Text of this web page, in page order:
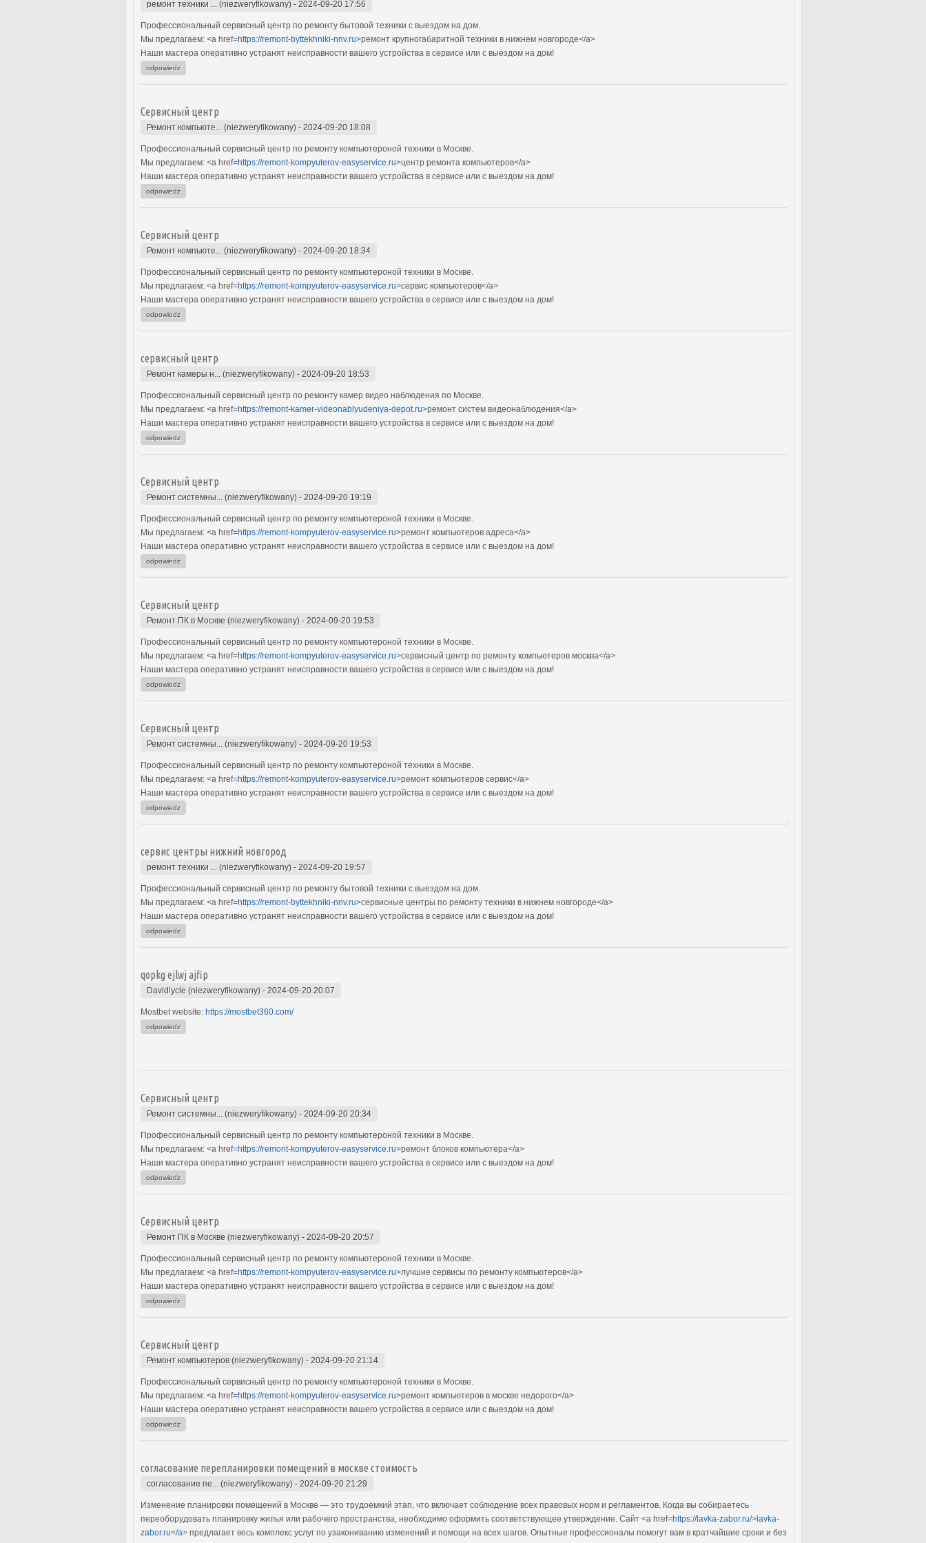
ремонт техники ... (niezweryfikowany) - 2024-09-20 17:56
Профессиональный сервисный центр по ремонту бытовой техники с выездом на дом.
Мы предлагаем: <a href=https://remont-byttekhniki-nnv.ru>ремонт крупногабаритной техники в нижнем новгороде</a>
Наши мастера оперативно устранят неисправности вашего устройства в сервисе или с выездом на дом!
odpowiedz
Сервисный центр
Ремонт компьюте... (niezweryfikowany) - 2024-09-20 18:08
Профессиональный сервисный центр по ремонту компьютероной техники в Москве.
Мы предлагаем: <a href=https://remont-kompyuterov-easyservice.ru>центр ремонта компьютеров</a>
Наши мастера оперативно устранят неисправности вашего устройства в сервисе или с выездом на дом!
odpowiedz
Сервисный центр
Ремонт компьюте... (niezweryfikowany) - 2024-09-20 18:34
Профессиональный сервисный центр по ремонту компьютероной техники в Москве.
Мы предлагаем: <a href=https://remont-kompyuterov-easyservice.ru>сервис компьютеров</a>
Наши мастера оперативно устранят неисправности вашего устройства в сервисе или с выездом на дом!
odpowiedz
сервисный центр
Ремонт камеры н... (niezweryfikowany) - 2024-09-20 18:53
Профессиональный сервисный центр по ремонту камер видео наблюдения по Москве.
Мы предлагаем: <a href=https://remont-kamer-videonablyudeniya-depot.ru>ремонт систем видеонаблюдения</a>
Наши мастера оперативно устранят неисправности вашего устройства в сервисе или с выездом на дом!
odpowiedz
Сервисный центр
Ремонт системны... (niezweryfikowany) - 2024-09-20 19:19
Профессиональный сервисный центр по ремонту компьютероной техники в Москве.
Мы предлагаем: <a href=https://remont-kompyuterov-easyservice.ru>ремонт компьютеров адреса</a>
Наши мастера оперативно устранят неисправности вашего устройства в сервисе или с выездом на дом!
odpowiedz
Сервисный центр
Ремонт ПК в Москве (niezweryfikowany) - 2024-09-20 19:53
Профессиональный сервисный центр по ремонту компьютероной техники в Москве.
Мы предлагаем: <a href=https://remont-kompyuterov-easyservice.ru>сервисный центр по ремонту компьютеров москва</a>
Наши мастера оперативно устранят неисправности вашего устройства в сервисе или с выездом на дом!
odpowiedz
Сервисный центр
Ремонт системны... (niezweryfikowany) - 2024-09-20 19:53
Профессиональный сервисный центр по ремонту компьютероной техники в Москве.
Мы предлагаем: <a href=https://remont-kompyuterov-easyservice.ru>ремонт компьютеров сервис</a>
Наши мастера оперативно устранят неисправности вашего устройства в сервисе или с выездом на дом!
odpowiedz
сервис центры нижний новгород
ремонт техники ... (niezweryfikowany) - 2024-09-20 19:57
Профессиональный сервисный центр по ремонту бытовой техники с выездом на дом.
Мы предлагаем: <a href=https://remont-byttekhniki-nnv.ru>сервисные центры по ремонту техники в нижнем новгороде</a>
Наши мастера оперативно устранят неисправности вашего устройства в сервисе или с выездом на дом!
odpowiedz
qopkg ejlwj ajfip
Davidlycle (niezweryfikowany) - 2024-09-20 20:07
Mostbet website: https://mostbet360.com/
odpowiedz
Сервисный центр
Ремонт системны... (niezweryfikowany) - 2024-09-20 20:34
Профессиональный сервисный центр по ремонту компьютероной техники в Москве.
Мы предлагаем: <a href=https://remont-kompyuterov-easyservice.ru>ремонт блоков компьютера</a>
Наши мастера оперативно устранят неисправности вашего устройства в сервисе или с выездом на дом!
odpowiedz
Сервисный центр
Ремонт ПК в Москве (niezweryfikowany) - 2024-09-20 20:57
Профессиональный сервисный центр по ремонту компьютероной техники в Москве.
Мы предлагаем: <a href=https://remont-kompyuterov-easyservice.ru>лучшие сервисы по ремонту компьютеров</a>
Наши мастера оперативно устранят неисправности вашего устройства в сервисе или с выездом на дом!
odpowiedz
Сервисный центр
Ремонт компьютеров (niezweryfikowany) - 2024-09-20 21:14
Профессиональный сервисный центр по ремонту компьютероной техники в Москве.
Мы предлагаем: <a href=https://remont-kompyuterov-easyservice.ru>ремонт компьютеров в москве недорого</a>
Наши мастера оперативно устранят неисправности вашего устройства в сервисе или с выездом на дом!
odpowiedz
согласование перепланировки помещений в москве стоимость
согласование пе... (niezweryfikowany) - 2024-09-20 21:29
Изменение планировки помещений в Москве — это трудоемкий этап, что включает соблюдение всех правовых норм и регламентов. Когда вы собираетесь
переоборудовать планировку жилья или рабочего пространства, необходимо оформить соответствующее утверждение. Сайт <a href=https://lavka-zabor.ru/>lavka-
zabor.ru</a> предлагает весь комплекс услуг по узакониванию изменений и помощи на всех шагов. Опытные профессионалы помогут вам в кратчайшие сроки и без